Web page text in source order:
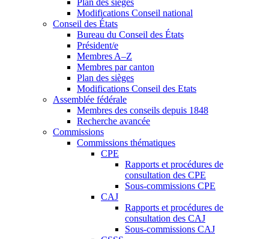
Plan des sièges
Modifications Conseil national
Conseil des États
Bureau du Conseil des États
Président/e
Membres A–Z
Membres par canton
Plan des sièges
Modifications Conseil des Etats
Assemblée fédérale
Membres des conseils depuis 1848
Recherche avancée
Commissions
Commissions thématiques
CPE
Rapports et procédures de
consultation des CPE
Sous-commissions CPE
CAJ
Rapports et procédures de
consultation des CAJ
Sous-commissions CAJ